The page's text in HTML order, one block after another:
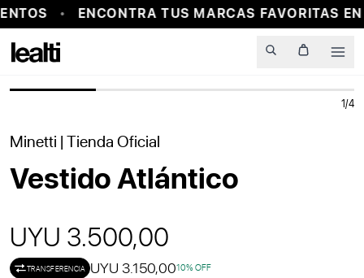
ENCONTRA TUS MARCAS FAVORITAS
PROBADOR VIRTUAL
1/4
Minetti | Tienda Oficial
Vestido Atlántico
UYU 3.500,00
TRANSFERENCIA UYU 3.150,0010% OFF